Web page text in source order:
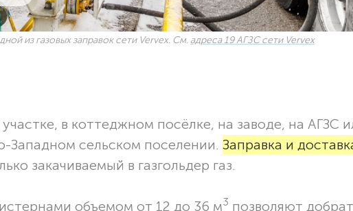
из газовых заправок сети Vervex. См. адреса 19 АГЗС сети Vervex
в коттеджном посёлке, на заводе, на АГЗС
Западном сельском поселении. Заправка и
закачиваемый в газгольдер газ.
объемом от 12 до 36 м3 позволяют